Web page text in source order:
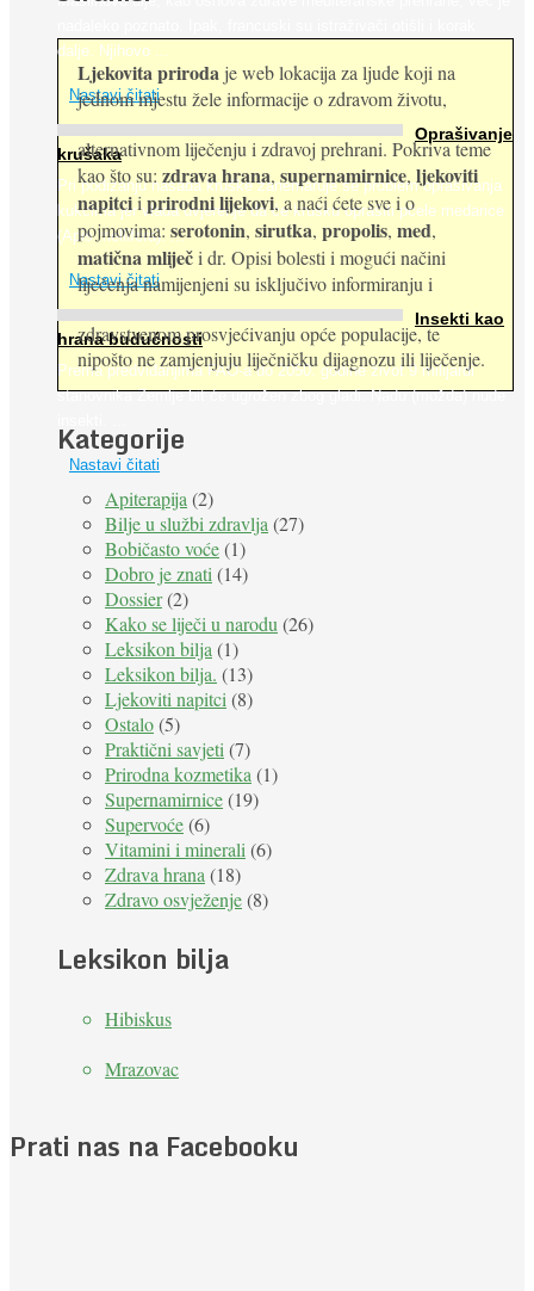
dalje. Njihovo ...
Nastavi čitati
Oprašivanje
krušaka
Pri podizanju nasada kruške zanemaruje se problem oprašivanja
kukcima jer vlada uvjerenje da će krušku oprašiti pčele medarice
(Apis mellifera). ...
Nastavi čitati
Insekti kao
hrana budućnosti
Prema predviđanjima FAO-a do 2050. godine život 9 milijardi
stanovnika Zemlje bit će ugrožen zbog gladi. Nadu (možda) nude
Nastavi čitati
Ljekovita priroda je web lokacija za ljude koji na
jednom mjestu žele informacije o zdravom životu,
alternativnom liječenju i zdravoj prehrani. Pokriva teme
kao što su: zdrava hrana, supernamirnice, ljekoviti
napitciiprirodni lijekovi, a naći ćete sve i o
pojmovima: serotonin, sirutka, propolis, med,
matična mliječi dr. Opisi bolesti i mogući načini
liječenja namijenjeni su isključivo informiranju i
zdravstvenom prosvjećivanju opće populacije, te
nipošto ne zamjenjuju liječničku dijagnozu ili liječenje.
Kategorije
Apiterapija (2)
Bilje u službi zdravlja (27)
Bobičasto voće(1)
Dobro je znati (14)
Dossier(2)
Kako se liječi u narodu (26)
Leksikon bilja (1)
Leksikon bilja. (13)
Ljekoviti napitci (8)
Ostalo(5)
Praktični savjeti (7)
Prirodna kozmetika (1)
Supernamirnice(19)
Supervoće(6)
Vitamini i minerali (6)
Zdrava hrana (18)
Zdravo osvježenje(8)
Leksikon bilja
Hibiskus
Mrazovac
Prati nas na Facebooku